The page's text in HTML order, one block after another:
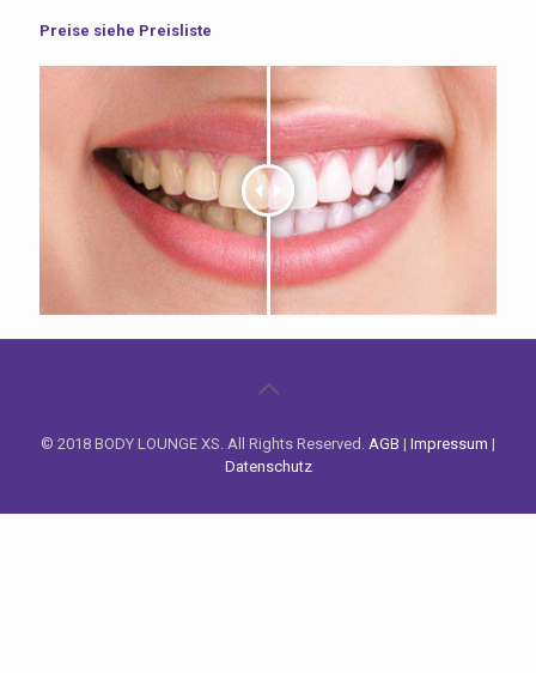
Preise siehe Preisliste
© 2018 BODY LOUNGE XS. All Rights Reserved. AGB | Impressum |
Datenschutz